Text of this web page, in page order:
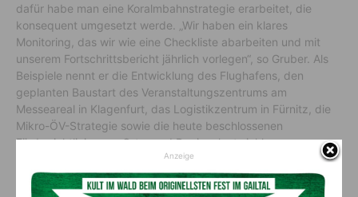
dafür habe man eine Koralmbahnstrategie erarbeitet, die
konsequent umgesetzt werde. „Wir haben ein klares
Monitoring, das wir wie eine Checkliste abarbeiten und mit
unserem Fortschrittsbericht jährlich vorlegen“, so Gruber. Als
Beispiele nennt er die Entwicklung des Flughafens, den
geplanten Baustart des Veranstaltungszentrums am
Messeareal in Klagenfurt, das Logistikzentrum in Fürnitz, die
Mikro-ÖV-Strategie sowie die heute beschlossenen
Förderrichtlinien zur Orts- und Regionalentwicklung.
Auch für 2026 habe man
Anzeige